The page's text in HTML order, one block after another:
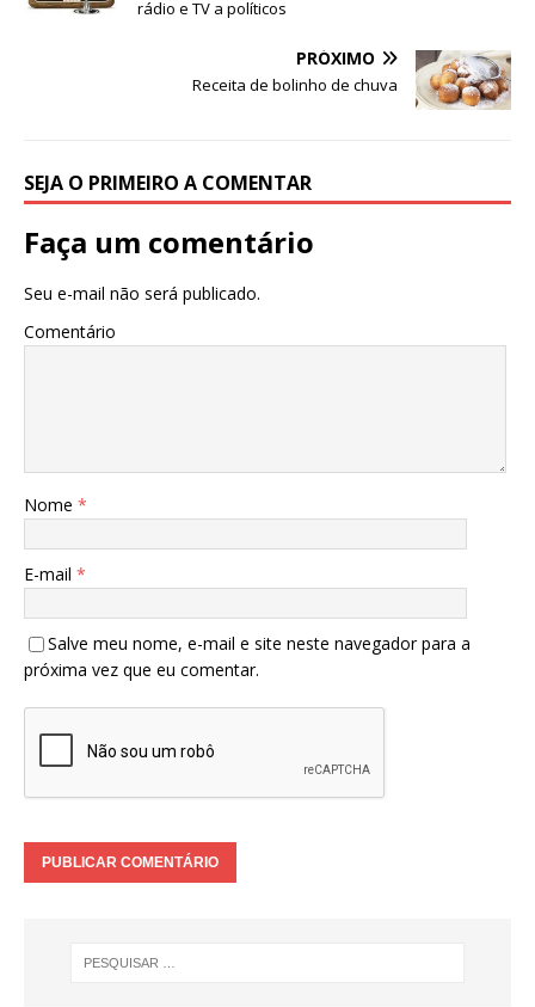
rádio e TV a políticos
PRÓXIMO
Receita de bolinho de chuva
SEJA O PRIMEIRO A COMENTAR
Faça um comentário
Seu e-mail não será publicado.
Comentário
Nome *
E-mail *
Salve meu nome, e-mail e site neste navegador para a
próxima vez que eu comentar.